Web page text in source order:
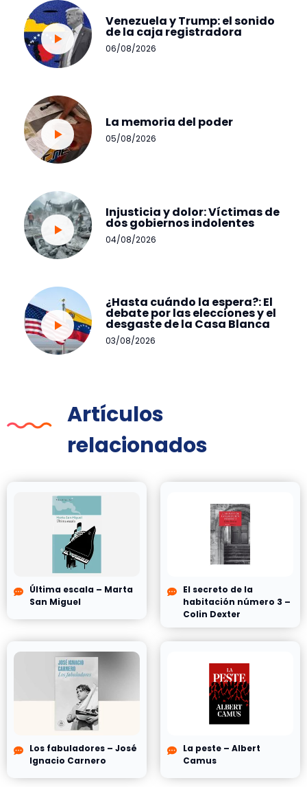
Venezuela y Trump: el sonido
de la caja registradora
06/08/2026
La memoria del poder
05/08/2026
Injusticia y dolor: Víctimas de
dos gobiernos indolentes
04/08/2026
¿Hasta cuándo la espera?: El
debate por las elecciones y el
desgaste de la Casa Blanca
03/08/2026
Artículos
relacionados
Última escala – Marta
San Miguel
El secreto de la
habitación número 3 –
Colin Dexter
Los fabuladores – José
Ignacio Carnero
La peste – Albert
Camus